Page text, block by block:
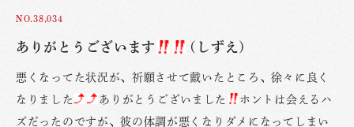
NO.38,034
ありがとうございます (しずえ)
悪くなってた状況が、祈願させて戴いたところ、徐々に良く
なりました
ありがとうございました
ホントは会えるハ
ズだったのですが、彼の体調が悪くなりダメになってしまい